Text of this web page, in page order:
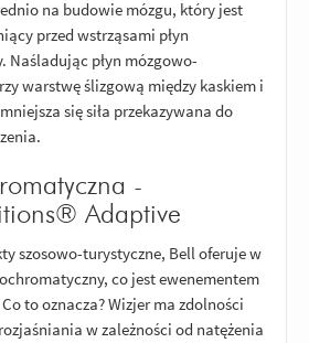
na budowie mózgu, który jest
przed wstrząsami płyn
Naśladując płyn mózgowo-
warstwę ślizgową między kaskiem i
się siła przekazywana do
-
Adaptive
szosowo-turystyczne, Bell oferuje w
co jest ewenementem
to oznacza? Wizjer ma zdolności
w zależności od natężenia